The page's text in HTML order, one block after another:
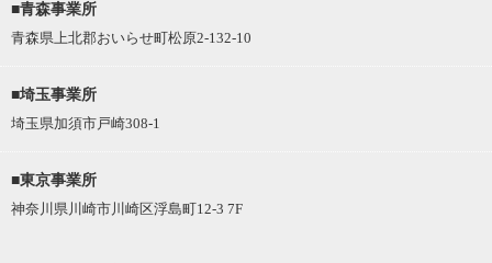
■青森事業所
青森県上北郡おいらせ町松原2-132-10
■埼玉事業所
埼玉県加須市戸崎308-1
■東京事業所
神奈川県川崎市川崎区浮島町12-3 7F